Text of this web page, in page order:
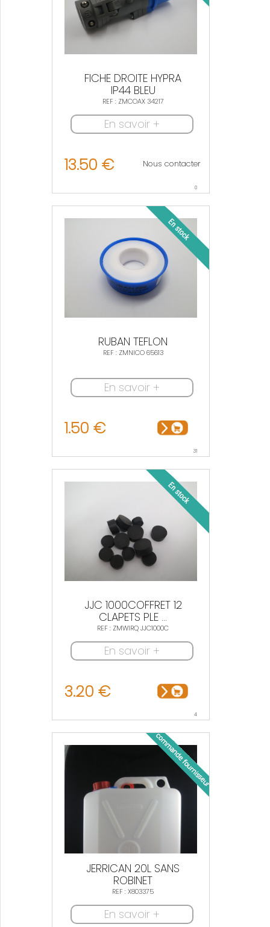
FICHE DROITE HYPRA
IP44 BLEU
REF : ZMCOAX 34217
En savoir +
13.50 € Nous contacter
0
RUBAN TEFLON
REF : ZMNICO 65613
En savoir +
1.50 €
31
JJC 1000COFFRET 12
CLAPETS PLE ...
REF : ZMWIRQ JJC1000C
En savoir +
3.20 €
4
JERRICAN 20L SANS
ROBINET
REF : X803375
En savoir +